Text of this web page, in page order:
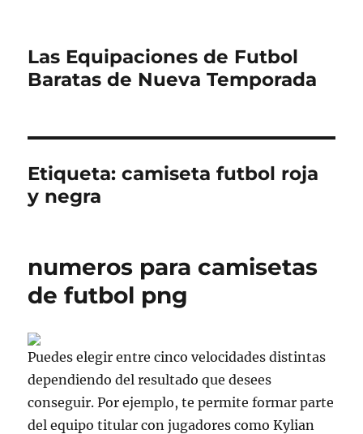
Las Equipaciones de Futbol
Baratas de Nueva Temporada
Etiqueta:camiseta futbol roja
y negra
numeros para camisetas
de futbol png
Puedes elegir entre cinco velocidades distintas
dependiendo del resultado que desees
conseguir. Por ejemplo, te permite formar parte
del equipo titular con jugadores como Kylian